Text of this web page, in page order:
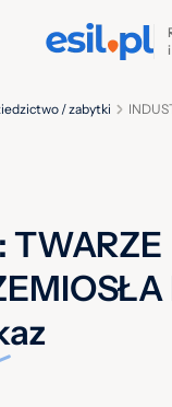
/ zabytki
TWARZE